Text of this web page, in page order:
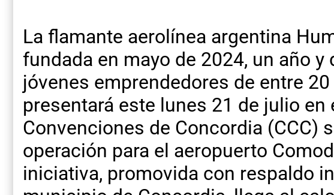
La flamante aerolínea argentina
fundada en mayo de 2024, un año y
jóvenes emprendedores de entre 20
presentará este lunes 21 de julio en
Convenciones de Concordia (CCC)
operación para el aeropuerto
iniciativa, promovida con respaldo